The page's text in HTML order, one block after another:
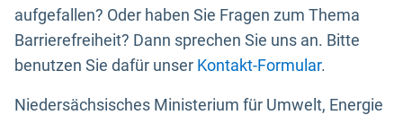
aufgefallen? Oder haben Sie Fragen zum Thema
Barrierefreiheit? Dann sprechen Sie uns an. Bitte
benutzen Sie dafür unser Kontakt-Formular.
Niedersächsisches Ministerium für Umwelt, Energie